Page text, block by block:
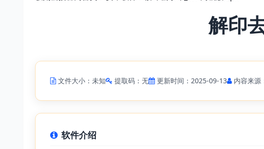
解印
文件大小：未知 提取码：无 更新时间：2025-09-13 内容来源
软件介绍